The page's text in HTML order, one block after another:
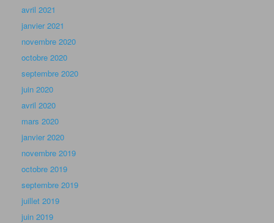
avril 2021
janvier 2021
novembre 2020
octobre 2020
septembre 2020
juin 2020
avril 2020
mars 2020
janvier 2020
novembre 2019
octobre 2019
septembre 2019
juillet 2019
juin 2019